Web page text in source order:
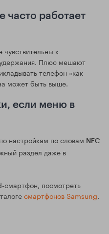
часто работает
к
Плюс мешают
телефон «как
может быть выше.
если меню в
настройкам по словам NFC
раздел даже в
смартфон, посмотреть
смартфонов Samsung.